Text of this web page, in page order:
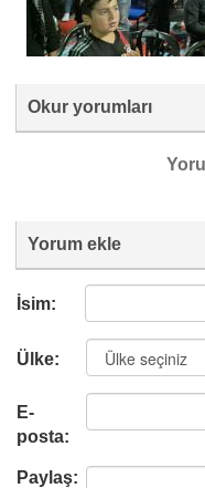
Okur yorumları
Yorum ekle
İsim:
Ülke:
E-
posta:
Paylaş: